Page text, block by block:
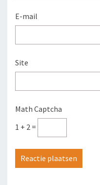
E-mail
Site
Math Captcha
1 + 2 =